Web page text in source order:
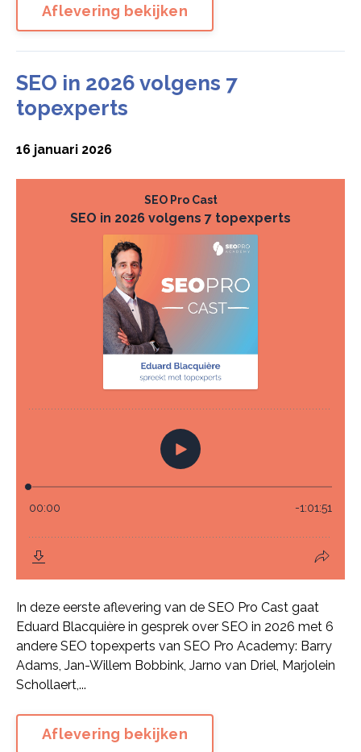
Aflevering bekijken
SEO in 2026 volgens 7
topexperts
16 januari 2026
In deze eerste aflevering van de SEO Pro Cast gaat
Eduard Blacquière in gesprek over SEO in 2026 met 6
andere SEO topexperts van SEO Pro Academy: Barry
Adams, Jan-Willem Bobbink, Jarno van Driel, Marjolein
Schollaert,...
Aflevering bekijken